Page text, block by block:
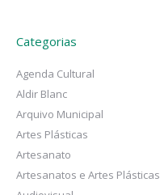
Categorias
Agenda Cultural
Aldir Blanc
Arquivo Municipal
Artes Plásticas
Artesanato
Artesanatos e Artes Plásticas